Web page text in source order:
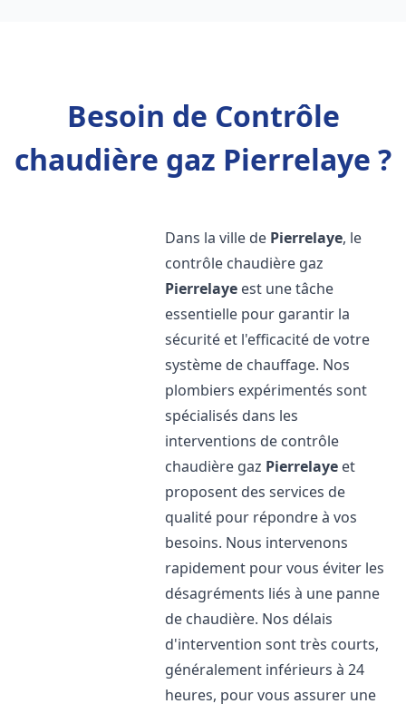
Besoin de Contrôle
chaudière gaz Pierrelaye ?
Dans la ville de Pierrelaye, le
contrôle chaudière gaz
Pierrelaye est une tâche
essentielle pour garantir la
sécurité et l'efficacité de votre
système de chauffage. Nos
plombiers expérimentés sont
spécialisés dans les
interventions de contrôle
chaudière gaz Pierrelaye et
proposent des services de
qualité pour répondre à vos
besoins. Nous intervenons
rapidement pour vous éviter les
désagréments liés à une panne
de chaudière. Nos délais
d'intervention sont très courts,
généralement inférieurs à 24
heures, pour vous assurer une